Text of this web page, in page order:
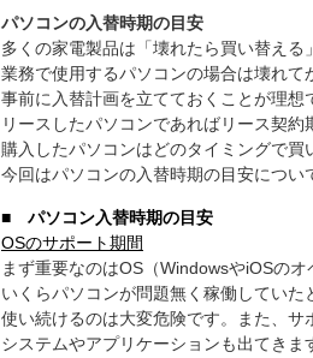
パソコンの入替時期の目安
多くの家電製品は「壊れたら買い替える
業務で使用するパソコンの場合は壊れて
事前に入替計画を立てておくことが理想
リースしたパソコンであればリース契約
購入したパソコンはどのタイミングで買
今回はパソコンの入替時期の目安につい
■ パソコン入替時期の目安
OSのサポート期間
まず重要なのはOS（WindowsやiOSの
いくらパソコンが問題無く稼働してい
使い続けるのは大変危険です。また、
システムやアプリケーションも出てきま